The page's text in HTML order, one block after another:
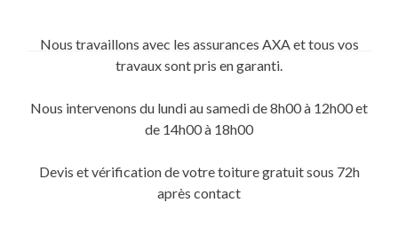
fenêtre)
Nous travaillons avec les assurances AXA et tous vos
travaux sont pris en garanti.
Nous intervenons du lundi au samedi de 8h00 à 12h00 et
de 14h00 à 18h00
Devis et vérification de votre toiture gratuit sous 72h
après contact